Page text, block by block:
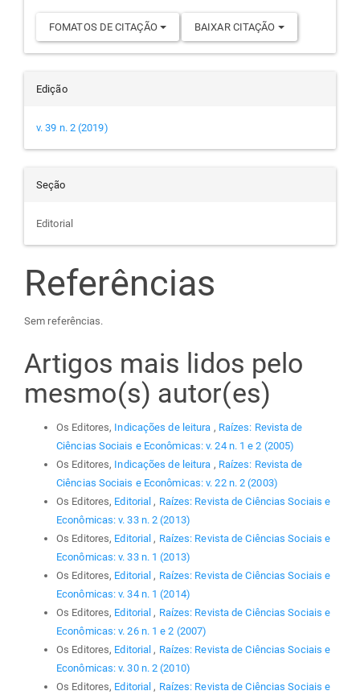
FOMATOS DE CITAÇÃO BAIXAR CITAÇÃO
Edição
v. 39 n. 2 (2019)
Seção
Editorial
Referências
Sem referências.
Artigos mais lidos pelo
mesmo(s) autor(es)
Os Editores, Indicações de leitura , Raízes: Revista de
Ciências Sociais e Econômicas: v. 24 n. 1 e 2 (2005)
Os Editores, Indicações de leitura , Raízes: Revista de
Ciências Sociais e Econômicas: v. 22 n. 2 (2003)
Os Editores, Editorial , Raízes: Revista de Ciências Sociais e
Econômicas: v. 33 n. 2 (2013)
Os Editores, Editorial , Raízes: Revista de Ciências Sociais e
Econômicas: v. 33 n. 1 (2013)
Os Editores, Editorial , Raízes: Revista de Ciências Sociais e
Econômicas: v. 34 n. 1 (2014)
Os Editores, Editorial , Raízes: Revista de Ciências Sociais e
Econômicas: v. 26 n. 1 e 2 (2007)
Os Editores, Editorial , Raízes: Revista de Ciências Sociais e
Econômicas: v. 30 n. 2 (2010)
Os Editores, Editorial , Raízes: Revista de Ciências Sociais e